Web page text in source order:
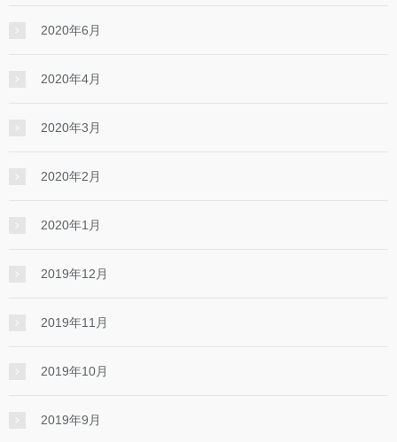
2020年6月
2020年4月
2020年3月
2020年2月
2020年1月
2019年12月
2019年11月
2019年10月
2019年9月